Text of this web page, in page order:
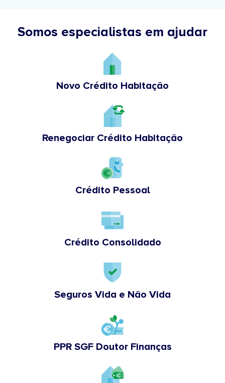
Somos especialistas em ajudar
Novo Crédito Habitação
Renegociar Crédito Habitação
Crédito Pessoal
Crédito Consolidado
Seguros Vida e Não Vida
PPR SGF Doutor Finanças